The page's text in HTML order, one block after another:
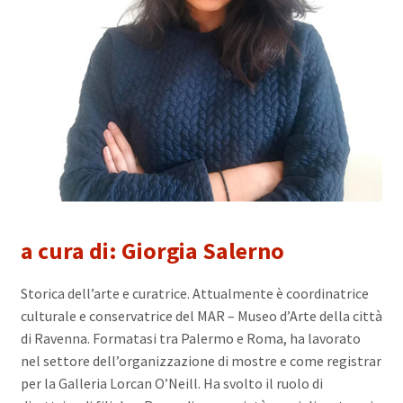
a cura di: Giorgia Salerno
Storica dell’arte e curatrice. Attualmente è coordinatrice
culturale e conservatrice del MAR – Museo d’Arte della città
di Ravenna. Formatasi tra Palermo e Roma, ha lavorato
nel settore dell’organizzazione di mostre e come registrar
per la Galleria Lorcan O’Neill. Ha svolto il ruolo di